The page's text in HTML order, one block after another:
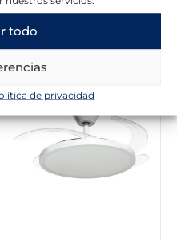
todo
de privacidad